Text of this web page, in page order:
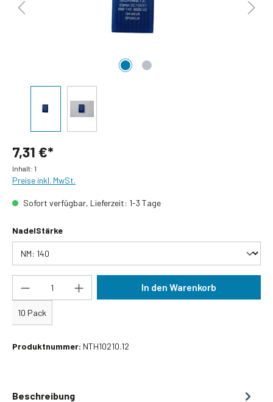
7,31 €*
Inhalt: 1
Preise inkl. MwSt.
Sofort verfügbar, Lieferzeit: 1-3 Tage
NadelStärkeauswählen
Produkt Anzahl: Gib den gewünschten Wert
10 Pack
In den Warenkorb
Produktnummer: NTH10210.12
Beschreibung